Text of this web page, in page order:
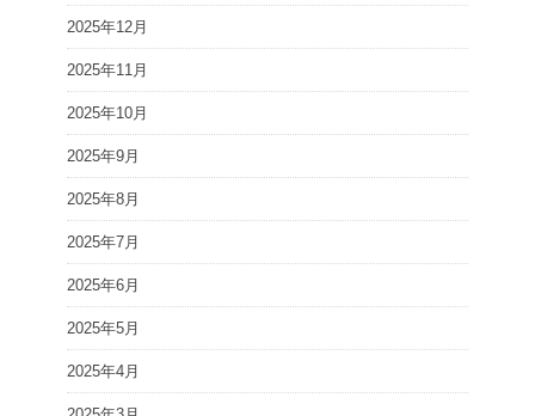
2025年12月
2025年11月
2025年10月
2025年9月
2025年8月
2025年7月
2025年6月
2025年5月
2025年4月